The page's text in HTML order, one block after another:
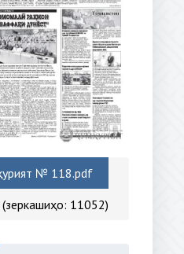
№ 118.pdf
11052)